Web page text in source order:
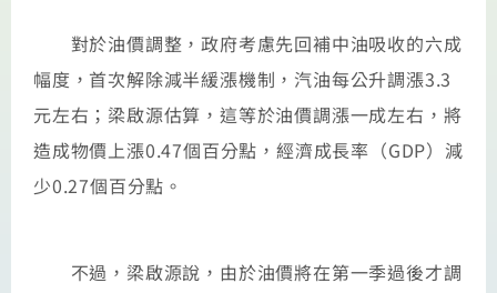
對於油價調整，政府考慮先回補中油吸收的六成
幅度，首次解除減半緩漲機制，汽油每公升調漲3.3
元左右；梁啟源估算，這等於油價調漲一成左右，將
造成物價上漲0.47個百分點，經濟成長率（GDP）減
少0.27個百分點。
不過，梁啟源說，由於油價將在第一季過後才調